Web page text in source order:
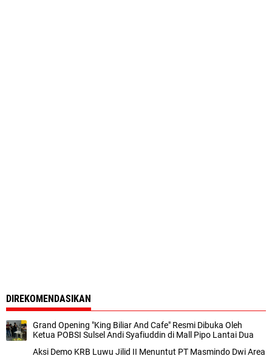
DIREKOMENDASIKAN
Grand Opening "King Biliar And Cafe" Resmi Dibuka Oleh
Ketua POBSI Sulsel Andi Syafiuddin di Mall Pipo Lantai Dua
Aksi Demo KRB Luwu Jilid II Menuntut PT Masmindo Dwi Area